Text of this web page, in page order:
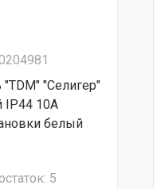
"Селигер"
10А
белый
5